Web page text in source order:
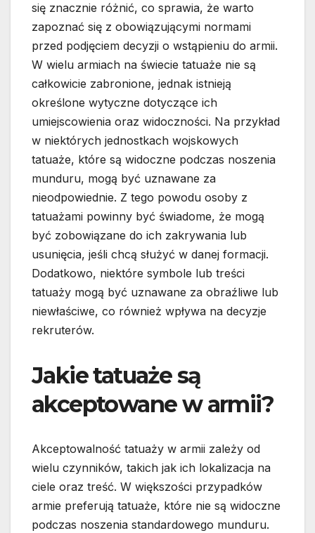
się znacznie różnić, co sprawia, że warto
zapoznać się z obowiązującymi normami
przed podjęciem decyzji o wstąpieniu do armii.
W wielu armiach na świecie tatuaże nie są
całkowicie zabronione, jednak istnieją
określone wytyczne dotyczące ich
umiejscowienia oraz widoczności. Na przykład
w niektórych jednostkach wojskowych
tatuaże, które są widoczne podczas noszenia
munduru, mogą być uznawane za
nieodpowiednie. Z tego powodu osoby z
tatuażami powinny być świadome, że mogą
być zobowiązane do ich zakrywania lub
usunięcia, jeśli chcą służyć w danej formacji.
Dodatkowo, niektóre symbole lub treści
tatuaży mogą być uznawane za obraźliwe lub
niewłaściwe, co również wpływa na decyzje
rekruterów.
Jakie tatuaże są
akceptowane w armii?
Akceptowalność tatuaży w armii zależy od
wielu czynników, takich jak ich lokalizacja na
ciele oraz treść. W większości przypadków
armie preferują tatuaże, które nie są widoczne
podczas noszenia standardowego munduru.